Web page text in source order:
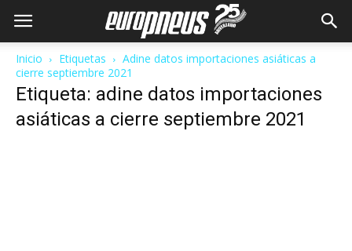
Inicio Etiquetas
Adine datos importaciones asiáticas a
cierre septiembre 2021
Etiqueta: adine datos importaciones
asiáticas a cierre septiembre 2021